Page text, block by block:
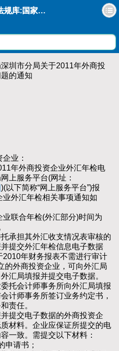
会计视野法规库:国家外汇管理局深圳市分局关于2011年外商投资企业外汇年检工作有关问题的通知
深圳市分局关于2011年外商投
的通知
业：
年外商投资企业外汇年检电
上服务平台(网址：
)(以下简称“网上服务平台”)报
外汇年检相关事项通知如
联合年检(外汇部分)时间为
担其外汇收支情况表审核的
提交外汇年检信息电子数据
2010年财务报表不需进行审计
的外商投资企业，可向外汇局
汇局填报并提交电子数据。
会计师事务所向外汇局填报
计师事务所签订业务约定书，
责任。
交电子数据的外商投资企
材料。企业应保证所提交的电
一致。需提交以下材料：
请书；